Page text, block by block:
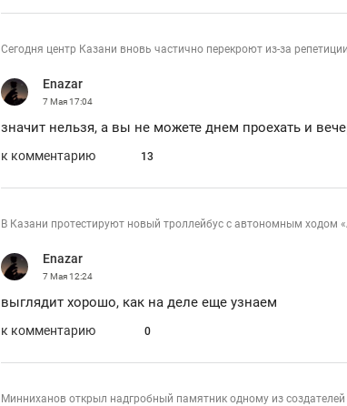
Сегодня центр Казани вновь частично перекроют из-за
Enazar
7 Мая17:04
значит нельзя, а вы не можете днем проехать и
к комментарию 13
В Казани протестируют новый троллейбус с автономным ходом
Enazar
7 Мая12:24
выглядит хорошо, как на деле еще узнаем
к комментарию 0
Минниханов открыл надгробный памятник одному из